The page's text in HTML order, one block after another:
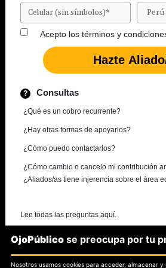
Acepto los términos y
Consultas
¿Qué es un cobro recurrente?
¿Hay otras formas de apoyarlos?
¿Cómo puedo contactarlos?
¿Cómo cambio o cancelo mi contribución
¿Aliados/as tiene injerencia sobre el área
Lee todas las preguntas aquí.
¿Necesitas más
OjoPúblico se preocupa por tu
Nosotros usamos cookies para acceder, almacenar